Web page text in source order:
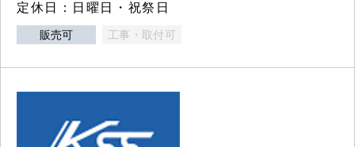
定休日：日曜日・祝祭日
販売可 工事・取付可